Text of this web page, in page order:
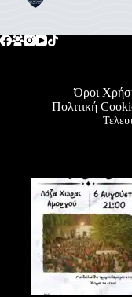
Όροι
Πολιτική